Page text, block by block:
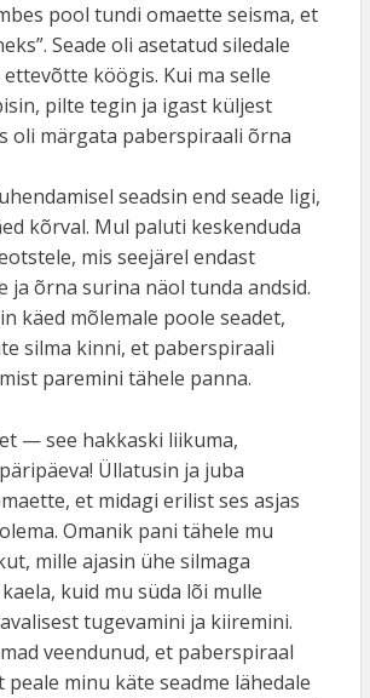
pool tundi omaette seisma, et
Seade oli asetatud siledale
köögis. Kui ma selle
pilte tegin ja igast küljest
oli märgata paberspiraali õrna
seadsin end seade ligi,
kõrval. Mul paluti keskenduda
mis seejärel endast
ja õrna surina näol tunda andsid.
käed mõlemale poole seadet,
silma kinni, et paberspiraali
paremini tähele panna.
— see hakkaski liikuma,
Üllatusin ja juba
et midagi erilist ses asjas
Omanik pani tähele mu
mille ajasin ühe silmaga
kuid mu süda lõi mulle
tugevamini ja kiiremini.
veendunud, et paberspiraal
minu käte seadme lähedale